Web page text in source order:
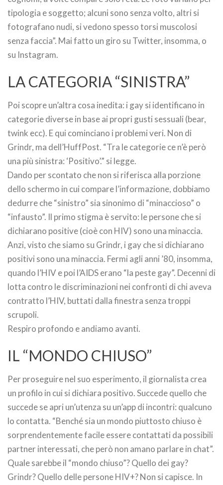
tipologia e soggetto; alcuni sono senza volto, altri si
fotografano nudi, si vedono spesso torsi muscolosi
senza faccia”. Mai fatto un giro su Twitter, insomma, o
su Instagram.
LA CATEGORIA “SINISTRA”
Poi scopre un’altra cosa inedita: i gay si identificano in
categorie diverse in base ai propri gusti sessuali (bear,
twink ecc). E qui cominciano i problemi veri. Non di
Grindr, ma dell’HuffPost. “Tra le categorie ce n’è però
una più sinistra: ‘Positivo’.” si legge.
Dando per scontato che non si riferisca alla porzione
dello schermo in cui compare l’informazione, dobbiamo
dedurre che “sinistro” sia sinonimo di “minaccioso” o
“infausto”. Il primo stigma è servito: le persone che si
dichiarano positive (cioè con HIV) sono una minaccia.
Anzi, visto che siamo su Grindr, i gay che si dichiarano
positivi sono una minaccia. Fermi agli anni ’80, insomma,
quando l’HIV e poi l’AIDS erano “la peste gay”. Decenni di
lotta contro le discriminazioni nei confronti di chi aveva
contratto l’HIV, buttati dalla finestra senza troppi
scrupoli.
Respiro profondo e andiamo avanti.
IL “MONDO CHIUSO”
Per proseguire nel suo esperimento, il giornalista crea
un profilo in cui si dichiara positivo. Succede quello che
succede se apri un’utenza su un’app di incontri: qualcuno
lo contatta. “Benché sia un mondo piuttosto chiuso è
sorprendentemente facile essere contattati da possibili
partner interessati, che però non amano parlare in chat”.
Quale sarebbe il “mondo chiuso”? Quello dei gay?
Grindr? Quello delle persone HIV+? Non si capisce. In